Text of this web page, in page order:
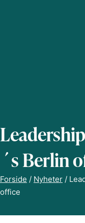
´s Berlin
Forside / Nyheter /
office